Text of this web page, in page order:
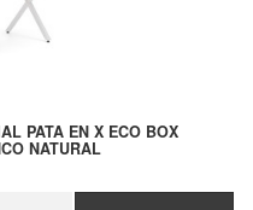
PATA EN X ECO BOX
NATURAL